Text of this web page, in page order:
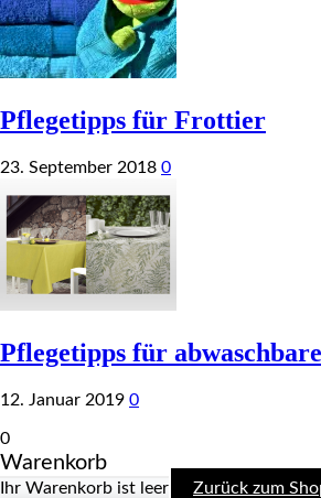
Pflegetipps für Frottier
23. September 2018 0
Pflegetipps für
12. Januar 2019 0
0
Warenkorb
Ihr Warenkorb ist leer Zurück zum